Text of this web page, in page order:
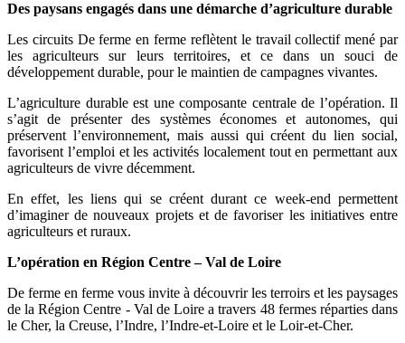
Des paysans engagés dans une démarche d’agriculture durable
Les circuits De ferme en ferme reflètent le travail collectif mené par
les agriculteurs sur leurs territoires, et ce dans un souci de
développement durable, pour le maintien de campagnes vivantes.
L’agriculture durable est une composante centrale de l’opération. Il
s’agit de présenter des systèmes économes et autonomes, qui
préservent l’environnement, mais aussi qui créent du lien social,
favorisent l’emploi et les activités localement tout en permettant aux
agriculteurs de vivre décemment.
En effet, les liens qui se créent durant ce week-end permettent
d’imaginer de nouveaux projets et de favoriser les initiatives entre
agriculteurs et ruraux.
L’opération en Région Centre – Val de Loire
De ferme en ferme vous invite à découvrir les terroirs et les paysages
de la Région Centre - Val de Loire a travers 48 fermes réparties dans
le Cher, la Creuse, l’Indre, l’Indre-et-Loire et le Loir-et-Cher.